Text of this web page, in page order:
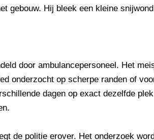
gebouw. Hij bleek een kleine
door ambulancepersoneel. Het
onderzocht op scherpe randen of
dagen op exact dezelfde
de politie erover. Het onderzoek